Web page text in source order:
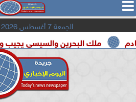
  
الجمعة 7 أغسطس 2026
البحرين والسيسي يجيب وماذا بعد